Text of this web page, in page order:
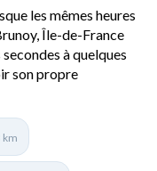
les mêmes heures
Île-de-France
à quelques
son propre
km